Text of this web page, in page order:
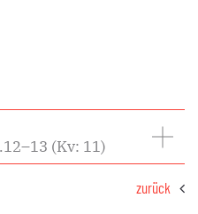
(Kv: 11)
zurück